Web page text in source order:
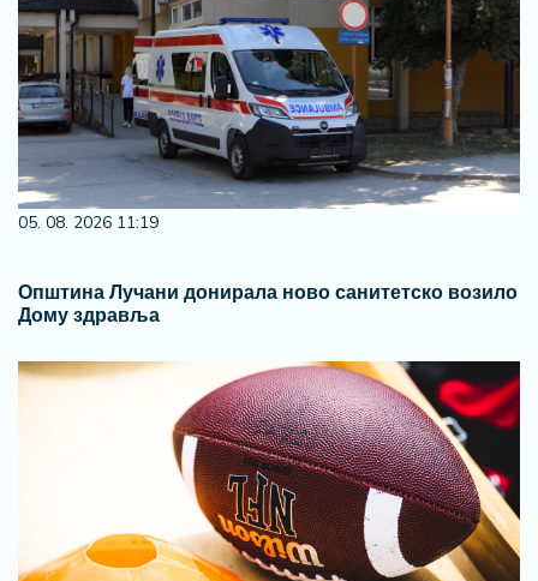
05. 08. 2026 11:19
Општина Лучани донирала ново санитетско возило
Дому здравља